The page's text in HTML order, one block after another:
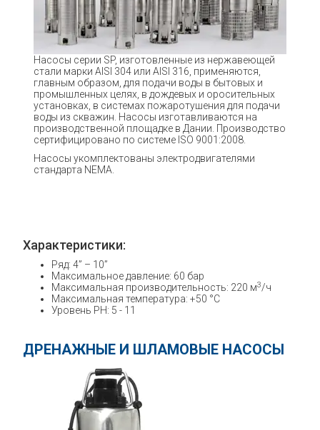
Насосы серии SP, изготовленные из нержавеющей
стали марки AISI 304 или AISI 316, применяются,
главным образом, для подачи воды в бытовых и
промышленных целях, в дождевых и оросительных
установках, в системах пожаротушения для подачи
воды из скважин. Насосы изготавливаются на
производственной площадке в Дании. Производство
сертифицировано по системе ISO 9001:2008.
Насосы укомплектованы электродвигателями
стандарта NEMA.
Характеристики:
Ряд: 4” – 10”
Максимальное давление: 60 бар
Максимальная производительность: 220 м3/ч
Максимальная температура: +50 °C
Уровень PH: 5 - 11
ДРЕНАЖНЫЕ И ШЛАМОВЫЕ НАСОСЫ